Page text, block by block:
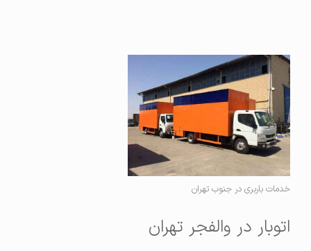
خدمات باربری در جنوب تهران
اتوبار در والفجر تهران